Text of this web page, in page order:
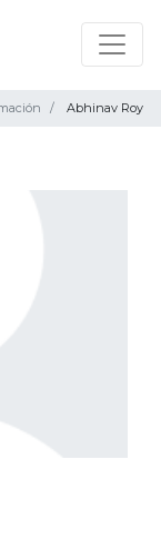
Abhinav Roy